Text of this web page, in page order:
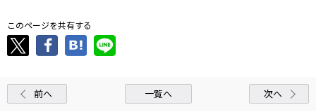
このページを共有する
前へ 一覧へ 次へ